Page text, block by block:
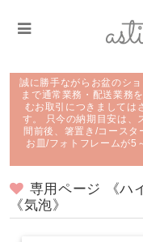
誠に勝手ながらお盆のシ
まで通常業務・配送業務
むお取引につきましては
す。 只今の納期目安は、
間前後、箸置き/コース
お皿/フォトフレームが5
専用ページ 《ハ
《気泡》